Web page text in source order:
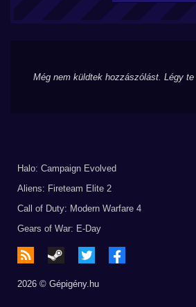
Még nem küldtek hozzászólást. Légy
Halo: Campaign Evolved
Aliens: Fireteam Elite 2
Call of Duty: Modern Warfare 4
Gears of War: E-Day
2026 © Gépigény.hu